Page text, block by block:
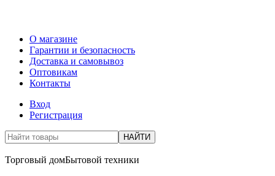
О магазине
Гарантии и безопасность
Доставка и самовывоз
Оптовикам
Контакты
Вход
Регистрация
НАЙТИ
Торговый домБытовой техники